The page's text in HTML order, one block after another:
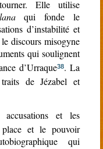
Elle utilise
qui fonde le
d’instabilité et
discours misogyne
qui soulignent
d’Urraque38. La
de Jézabel et
et les
place et le pouvoir
qui